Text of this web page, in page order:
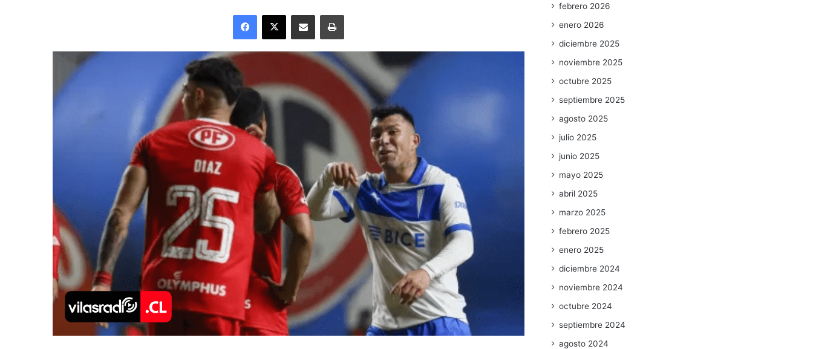
Facebook
X Enviar vía email Imprimir
febrero 2026
enero 2026
diciembre 2025
noviembre 2025
octubre 2025
septiembre 2025
agosto 2025
julio 2025
junio 2025
mayo 2025
abril 2025
marzo 2025
febrero 2025
enero 2025
diciembre 2024
noviembre 2024
octubre 2024
septiembre 2024
agosto 2024